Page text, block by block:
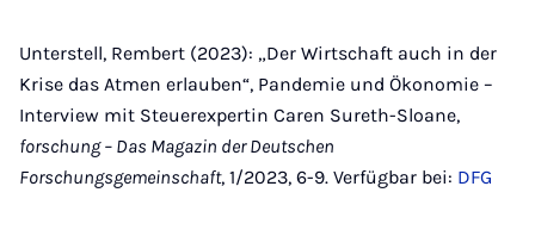
Mail
Unterstell, Rembert (2023): „Der Wirtschaft auch in der
Krise das Atmen erlauben“, Pandemie und Ökonomie –
Interview mit Steuerexpertin Caren Sureth-Sloane,
forschung – Das Magazin der Deutschen
Forschungsgemeinschaft, 1/2023, 6-9. Verfügbar bei: DFG